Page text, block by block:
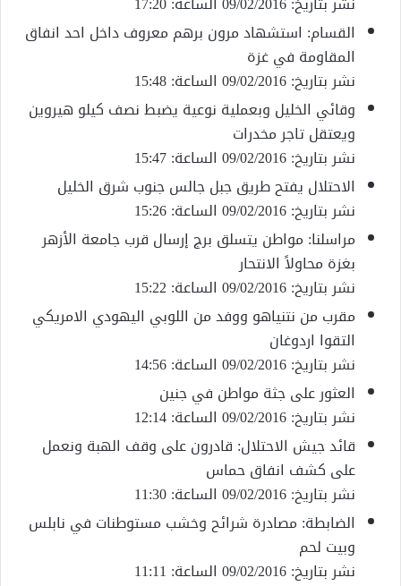
القسام: استشهاد مرون برهم معروف داخل احد انفاق
المقاومة في غزة
نشر بتاريخ: 09/02/2016 الساعة: 15:48
وقائي الخليل وبعملية نوعية يضبط نصف كيلو هيروين
ويعتقل تاجر مخدرات
نشر بتاريخ: 09/02/2016 الساعة: 15:47
الاحتلال يفتح طريق جبل جالس جنوب شرق الخليل
نشر بتاريخ: 09/02/2016 الساعة: 15:26
مراسلنا: مواطن يتسلق برج إرسال قرب جامعة الأزهر
بغزة محاولاً الانتحار
نشر بتاريخ: 09/02/2016 الساعة: 15:22
مقرب من نتنياهو ووفد من اللوبي اليهودي الامريكي
التقوا اردوغان
نشر بتاريخ: 09/02/2016 الساعة: 14:56
العثور على جثة مواطن في جنين
نشر بتاريخ: 09/02/2016 الساعة: 12:14
قائد جيش الاحتلال: قادرون على وقف الهبة ونعمل
على كشف انفاق حماس
نشر بتاريخ: 09/02/2016 الساعة: 11:30
الضابطة: مصادرة شرائح وخشب مستوطنات في نابلس
وبيت لحم
نشر بتاريخ: 09/02/2016 الساعة: 11:11